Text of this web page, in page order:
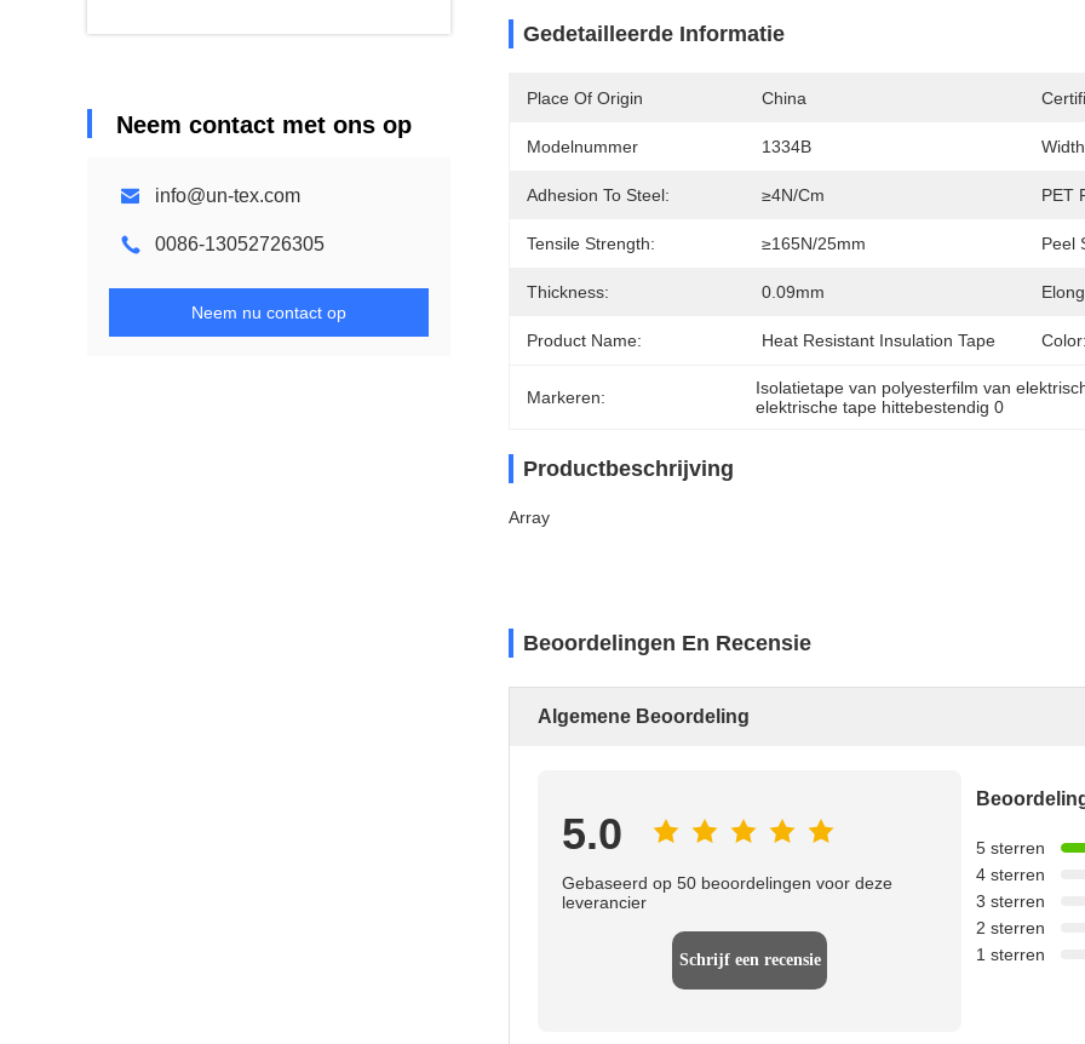
Neem contact met ons op
info@un-tex.com
0086-13052726305
Neem nu contact op
Gedetailleerde Informatie
Place Of Origin China
Modelnummer 1334B
Adhesion To Steel: ≥4N/cm PET
Tensile Strength: ≥165N/25mm Peel
Thickness: 0.09mm
Product Name: Heat Resistant Insulation Tape Color:
Markeren: Isolatietape van polyesterfilm van
elektrische tape hittebestendig 0
Productbeschrijving
Array
Beoordelingen En Recensie
Algemene Beoordeling
5.0
Gebaseerd op 50 beoordelingen voor deze
leverancier
Schrijf een recensie
5 sterren
4 sterren
3 sterren
2 sterren
1 sterren